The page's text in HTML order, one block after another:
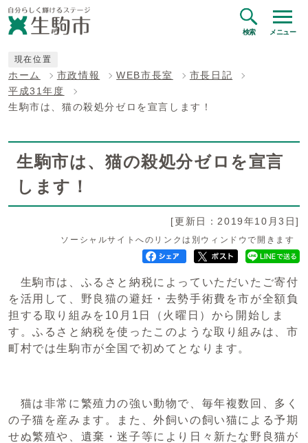
検索 メニュー
現在位置
ホーム 市政情報 WEB市長室
市長日記
平成31年度
生駒市は、猫の殺処分ゼロを宣言します！
生駒市は、猫の殺処分ゼロを宣言
します！
[更新日：2019年10月3日]
ソーシャルサイトへのリンクは別ウィンドウで開きます
生駒市は、ふるさと納税によっていただいたご寄付
を活用して、野良猫の避妊・去勢手術費を市が全額負
担する取り組みを10月1日（火曜日）から開始しま
す。ふるさと納税を使ったこのような取り組みは、市
町村では生駒市が全国で初めてとなります。
猫は非常に繁殖力の強い動物で、毎年複数回、多く
の子猫を産みます。また、外飼いの飼い猫による予期
せぬ繁殖や、遺棄・迷子等により日々新たな野良猫が